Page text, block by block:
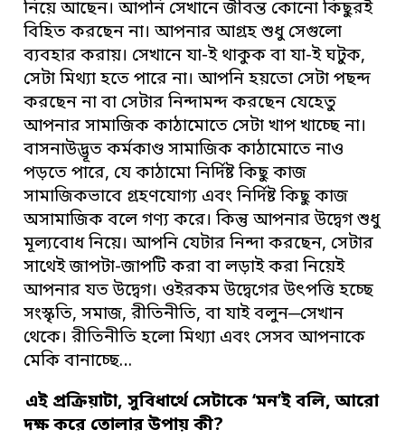
নিয়ে আছেন। আপনি সেখানে জীবন্ত কোনো কিছুরই
বিহিত করছেন না। আপনার আগ্রহ শুধু সেগুলো
ব্যবহার করায়। সেখানে যা-ই থাকুক বা যা-ই ঘটুক,
সেটা মিথ্যা হতে পারে না। আপনি হয়তো সেটা পছন্দ
করছেন না বা সেটার নিন্দামন্দ করছেন যেহেতু
আপনার সামাজিক কাঠামোতে সেটা খাপ খাচ্ছে না।
বাসনাউদ্ভূত কর্মকাণ্ড সামাজিক কাঠামোতে নাও
পড়তে পারে, যে কাঠামো নির্দিষ্ট কিছু কাজ
সামাজিকভাবে গ্রহণযোগ্য এবং নির্দিষ্ট কিছু কাজ
অসামাজিক বলে গণ্য করে। কিন্তু আপনার উদ্বেগ শুধু
মূল্যবোধ নিয়ে। আপনি যেটার নিন্দা করছেন, সেটার
সাথেই জাপটা-জাপটি করা বা লড়াই করা নিয়েই
আপনার যত উদ্বেগ। ওইরকম উদ্বেগের উৎপত্তি হচ্ছে
সংস্কৃতি, সমাজ, রীতিনীতি, বা যাই বলুন─সেখান
থেকে। রীতিনীতি হলো মিথ্যা এবং সেসব আপনাকে
মেকি বানাচ্ছে…
এই প্রক্রিয়াটা,সুবিধার্থে সেটাকে‘মন’ই বলি,আরো
দক্ষ করে তোলার উপায় কী?